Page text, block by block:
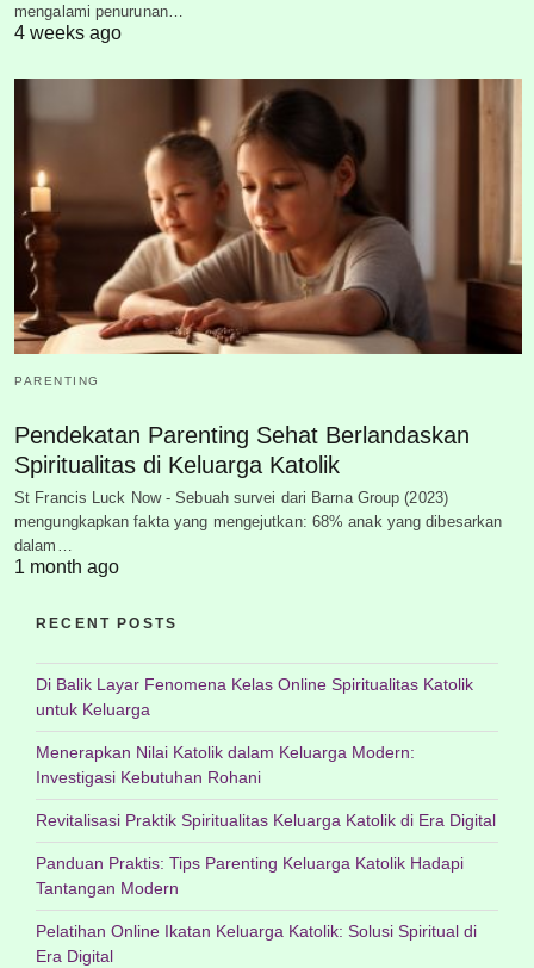
mengalami penurunan…
4 weeks ago
PARENTING
Pendekatan Parenting Sehat Berlandaskan
Spiritualitas di Keluarga Katolik
St Francis Luck Now - Sebuah survei dari Barna Group (2023)
mengungkapkan fakta yang mengejutkan: 68% anak yang dibesarkan
dalam…
1 month ago
RECENT POSTS
Di Balik Layar Fenomena Kelas Online Spiritualitas Katolik
untuk Keluarga
Menerapkan Nilai Katolik dalam Keluarga Modern:
Investigasi Kebutuhan Rohani
Revitalisasi Praktik Spiritualitas Keluarga Katolik di Era Digital
Panduan Praktis: Tips Parenting Keluarga Katolik Hadapi
Tantangan Modern
Pelatihan Online Ikatan Keluarga Katolik: Solusi Spiritual di
Era Digital